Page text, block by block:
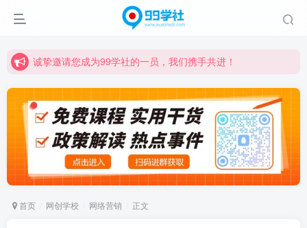
诚挚邀请您成为99学社的一员，我们携手共进！
诚挚邀请您成为99学社的一员，我们携手共进！
学习路上不孤独，99学社与你同行！分享全网优质VIP资源，炒股教程、创业教程、网络营销教程、自媒体短视频教程等，长期更新各大精品创业项目！
首页 网创学校 网络营销 正文